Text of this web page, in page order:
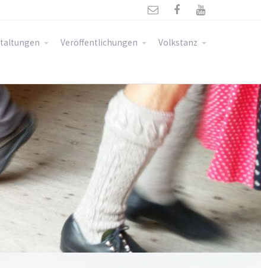
  
Veröffentlichungen Volkstanz